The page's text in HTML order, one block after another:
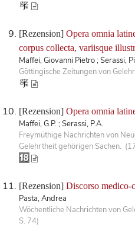
[Rezension] Opera omnia
corpus collecta, variisque
Maffei, Giovanni Pietro ; Serassi,
Göttingische Zeitungen von
[Rezension] Opera omnia
Maffei, G.P. ; Serassi, P.A.
Freymüthige Nachrichten von
Gelehrtheit gehörigen Sachen.
[Rezension] Discorso medico-
Pasta, Andrea
Wöchentliche Nachrichten von
S. 74)